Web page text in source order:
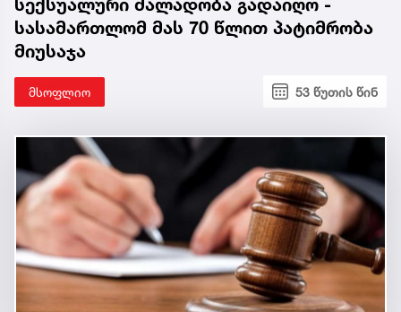
სასამართლომ მას 70 წლით პატიმრობა
მიუსაჯა
მსოფლიო 53 წუთის წინ